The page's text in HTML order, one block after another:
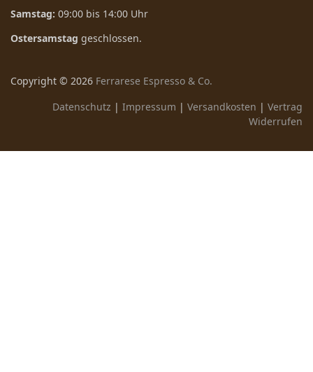
Samstag: 09:00 bis 14:00 Uhr
Ostersamstag geschlossen.
Copyright © 2026 Ferrarese Espresso & Co.
Datenschutz | Impressum | Versandkosten | Vertrag
Widerrufen